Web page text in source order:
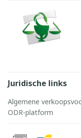
Juridische links
Algemene
ODR-platform